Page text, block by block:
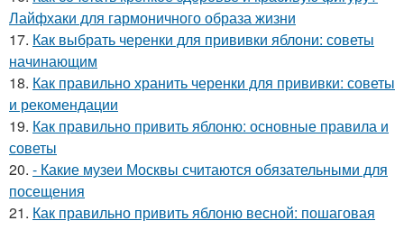
Лайфхаки для гармоничного образа жизни
17. Как выбрать черенки для прививки яблони: советы
начинающим
18. Как правильно хранить черенки для прививки: советы
и рекомендации
19. Как правильно привить яблоню: основные правила и
советы
20. - Какие музеи Москвы считаются обязательными для
посещения
21. Как правильно привить яблоню весной: пошаговая